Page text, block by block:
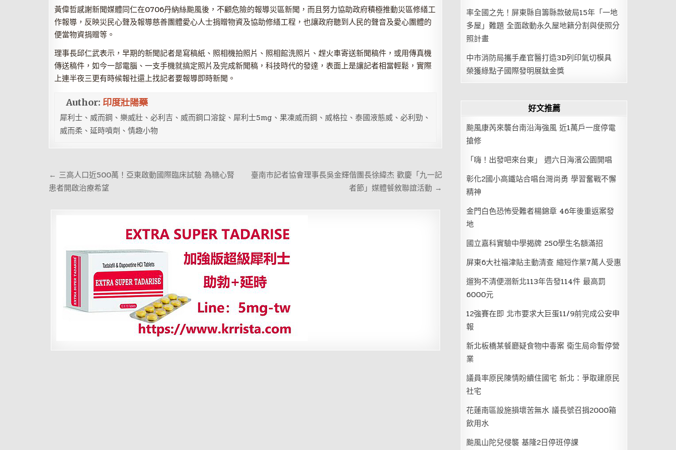
黃偉哲感謝新聞媒體同仁在0706丹納絲颱風後，不顧危險的報導災區新聞，而且努力協助政府積極推動災區修繕工
作報導，反映災民心聲及報導慈善團體愛心人士捐贈物資及協助修繕工程，也讓政府聽到人民的聲音及愛心團體的
便當物資捐贈等。
理事長邱仁武表示，早期的新聞記者是寫稿紙、照相機拍照片、照相館洗照片、趕火車寄送新聞稿件，或用傳真機
傳送稿件，如今一部電腦、一支手機就搞定照片及完成新聞稿，科技時代的發達，表面上是讓記者相當輕鬆，實際
上連半夜三更有時候報社還上找記者要報導即時新聞。
Author: 印度壯陽藥
犀利士、威而鋼、樂威壯、必利吉、威而鋼口溶錠、犀利士5mg、果凍威而鋼、威格拉、泰國液態威、必利勁、
威而柔、延時噴劑、情趣小物
文
章
臺南市記者協會理事長吳金輝偕團長徐緯杰 歡慶「九一記
者節」媒體餐敘聯誼活動 →
← 三高人口近500萬！亞東啟動國際臨床試驗 為糖心腎
患者開啟治療希望
率全國之先！屏東縣自籌縣款破局15年「一地
多屋」難題 全面啟動永久屋地籍分割與使照分
照計畫
中市消防局攜手產官醫打造3D列印氣切模具
榮獲綠點子國際發明展鈦金獎
好文推薦
颱風康芮來襲台南沿海強風 近1萬戶一度停電
搶修
「嗨！出發吧來台東」 週六日海濱公園開唱
彰化2國小高鐵站合唱台灣尚勇 學習奮戰不懈
精神
金門白色恐怖受難者楊錦章 46年後重返案發
地
國立嘉科實驗中學揭牌 250學生名額滿招
屏東6大社福津貼主動清查 縮短作業7萬人受惠
遛狗不清便溺新北113年告發114件 最高罰
6000元
12強賽在即 北市要求大巨蛋11/9前完成公安申
報
新北板橋某餐廳疑食物中毒案 衛生局命暫停營
業
議員率原民陳情盼續住國宅 新北：爭取建原民
社宅
花蓮南區設施損壞苦無水 議長號召捐2000箱
飲用水
颱風山陀兒侵襲 基隆2日停班停課